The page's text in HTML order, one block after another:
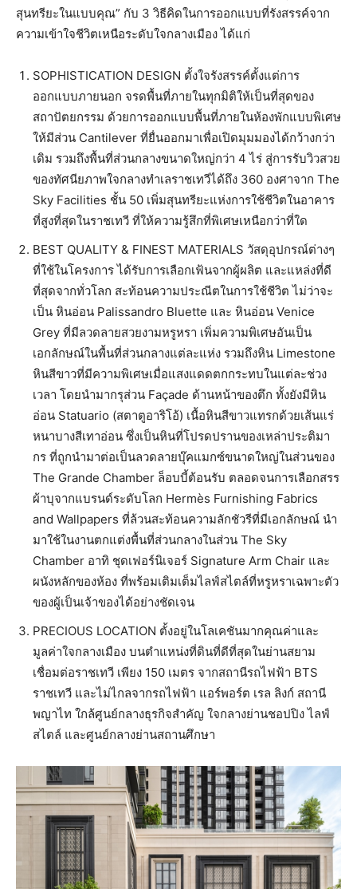
สุนทรียะในแบบคุณ” กับ 3 วิธีคิดในการออกแบบที่รังสรรค์จาก
ความเข้าใจชีวิตเหนือระดับใจกลางเมือง ได้แก่
SOPHISTICATION DESIGN ตั้งใจรังสรรค์ตั้งแต่การ
ออกแบบภายนอก จรดพื้นที่ภายในทุกมิติให้เป็นที่สุดของ
สถาปัตยกรรม ด้วยการออกแบบพื้นที่ภายในห้องพักแบบพิเศษ
ให้มีส่วน Cantilever ที่ยื่นออกมาเพื่อเปิดมุมมองได้กว้างกว่า
เดิม รวมถึงพื้นที่ส่วนกลางขนาดใหญ่กว่า 4 ไร่ สู่การรับวิวสวย
ของทัศนียภาพใจกลางทำเลราชเทวีได้ถึง 360 องศาจาก The
Sky Facilities ชั้น 50 เพิ่มสุนทรียะแห่งการใช้ชีวิตในอาคาร
ที่สูงที่สุดในราชเทวี ที่ให้ความรู้สึกที่พิเศษเหนือกว่าที่ใด
BEST QUALITY & FINEST MATERIALS วัสดุอุปกรณ์ต่างๆ
ที่ใช้ในโครงการ ได้รับการเลือกเฟ้นจากผู้ผลิต และแหล่งที่ดี
ที่สุดจากทั่วโลก สะท้อนความประณีตในการใช้ชีวิต ไม่ว่าจะ
เป็น หินอ่อน Palissandro Bluette และ หินอ่อน Venice
Grey ที่มีลวดลายสวยงามหรูหรา เพิ่มความพิเศษอันเป็น
เอกลักษณ์ในพื้นที่ส่วนกลางแต่ละแห่ง รวมถึงหิน Limestone
หินสีขาวที่มีความพิเศษเมื่อแสงแดดตกกระทบในแต่ละช่วง
เวลา โดยนำมากรุส่วน Façade ด้านหน้าของตึก ทั้งยังมีหิน
อ่อน Statuario (สตาตูอาริโอ้) เนื้อหินสีขาวแทรกด้วยเส้นแร่
หนาบางสีเทาอ่อน ซึ่งเป็นหินที่โปรดปรานของเหล่าประติมา
กร ที่ถูกนำมาต่อเป็นลวดลายบุ๊คแมกซ์ขนาดใหญ่ในส่วนของ
The Grande Chamber ล็อบบี้ต้อนรับ ตลอดจนการเลือกสรร
ผ้าบุจากแบรนด์ระดับโลก Hermès Furnishing Fabrics
and Wallpapers ที่ล้วนสะท้อนความลักชัวรีที่มีเอกลักษณ์ นำ
มาใช้ในงานตกแต่งพื้นที่ส่วนกลางในส่วน The Sky
Chamber อาทิ ชุดเฟอร์นิเจอร์ Signature Arm Chair และ
ผนังหลักของห้อง ที่พร้อมเติมเต็มไลฟ์สไตล์ที่หรูหราเฉพาะตัว
ของผู้เป็นเจ้าของได้อย่างชัดเจน
PRECIOUS LOCATION ตั้งอยู่ในโลเคชันมากคุณค่าและ
มูลค่าใจกลางเมือง บนตำแหน่งที่ดินที่ดีที่สุดในย่านสยาม
เชื่อมต่อราชเทวี เพียง 150 เมตร จากสถานีรถไฟฟ้า BTS
ราชเทวี และไม่ไกลจากรถไฟฟ้า แอร์พอร์ต เรล ลิงก์ สถานี
พญาไท ใกล้ศูนย์กลางธุรกิจสำคัญ ใจกลางย่านชอปปิง ไลฟ์
สไตล์ และศูนย์กลางย่านสถานศึกษา